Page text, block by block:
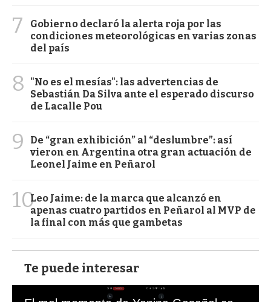
7
Gobierno declaró la alerta roja por las
condiciones meteorológicas en varias zonas
del país
8
"No es el mesías": las advertencias de
Sebastián Da Silva ante el esperado discurso
de Lacalle Pou
9
De “gran exhibición” al “deslumbre”: así
vieron en Argentina otra gran actuación de
Leonel Jaime en Peñarol
10Leo Jaime: de la marca que alcanzó en
apenas cuatro partidos en Peñarol al MVP de
la final con más que gambetas
Te puede interesar